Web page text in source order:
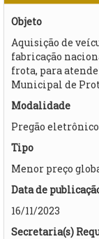
Objeto
Aquisição de
fabricação
frota, para
Municipal de
Modalidade
Pregão
Tipo
Menor preço
Data de
16/11/2023
Secretaria(s)